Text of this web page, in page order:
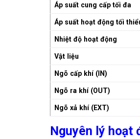
Áp suất cung cấp tối đa
Áp suất hoạt động tối
Nhiệt độ hoạt động
Vật liệu
Ngõ cấp khí (IN)
Ngõ ra khí (OUT)
Ngõ xả khí (EXT)
Nguyên lý hoạt